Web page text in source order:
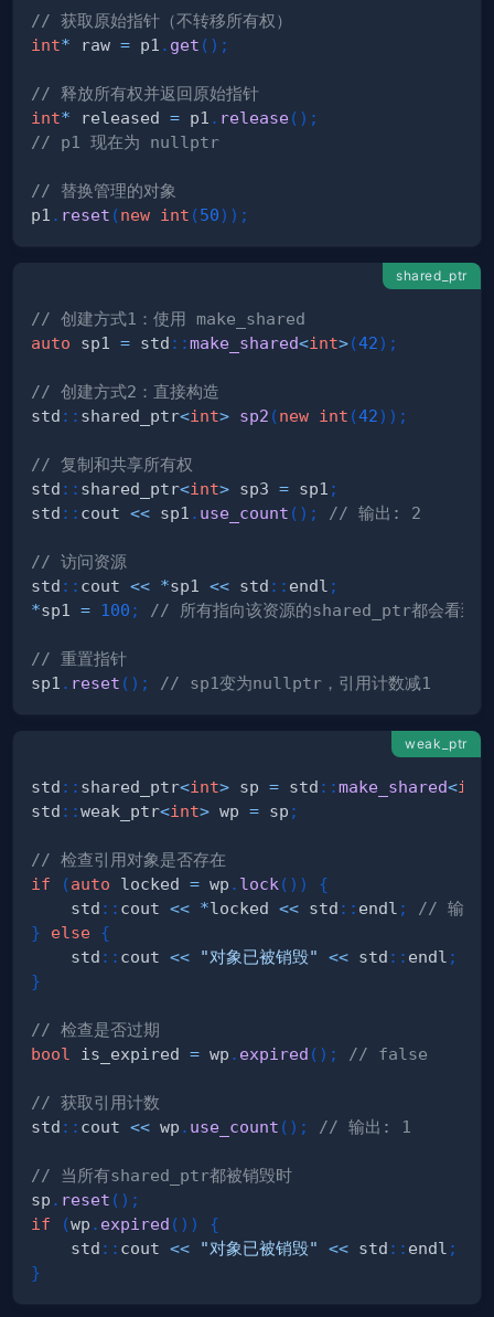
// 获取原始指针（不转移所有权）
int* raw = p1 . get ( ) ;
// 释放所有权并返回原始指针
int* released = p1 . release( ) ;
// p1 现在为 nullptr
// 替换管理的对象
p1 . reset (new int (50) ) ;
shared_ptr
// 创建方式1：使用 make_shared
auto sp1 = std ::make_shared<int>(42) ;
// 创建方式2：直接构造
std :: shared_ptr<int> sp2 (new int (42) ) ;
// 复制和共享所有权
std :: shared_ptr<int> sp3 = sp1 ;
std :: cout << sp1 . use_count ( ) ; // 输出: 2
// 访问资源
std :: cout << *sp1 << std :: endl ;
*sp1 = 100 ; // 所有指向该资源的shared_ptr都会看到这
// 重置指针
sp1 . reset ( ) ; // sp1变为nullptr，引用计数减1
weak_ptr
std :: shared_ptr<int> sp = std ::make_shared<int
std ::weak_ptr<int> wp = sp ;
// 检查引用对象是否存在
if
(auto locked = wp . lock( ) )
{
    std
:: cout << *locked << std :: endl ;
// 输出:
}
else {
    std
:: cout << "对象已被销毁" << std :: endl ;
}
// 检查是否过期
bool is_expired = wp . expired ( ) ; // false
// 获取引用计数
std :: cout << wp . use_count ( ) ; // 输出: 1
// 当所有shared_ptr都被销毁时
sp . reset ( ) ;
if
(wp . expired ( ) )
{
    std
:: cout << "对象已被销毁" << std :: endl ;
}